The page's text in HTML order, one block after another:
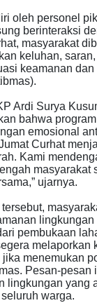
oleh personel
berinteraksi
masyarakat
keluhan,
keamanan dan
Ardi Surya
bahwa
emosional
Curhat
Kami
masyarakat
ujarnya.
lingkungan
pembukaan
melaporkan
menemukan
Pesan-pesan
lingkungan yang
warga.